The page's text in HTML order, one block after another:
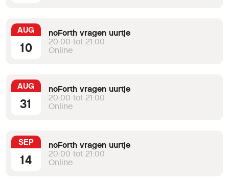
AUG
10
noForth vragen uurtje
20:00 tot 21:00
Online
AUG
31
noForth vragen uurtje
20:00 tot 21:00
Online
SEP
14
noForth vragen uurtje
20:00 tot 21:00
Online